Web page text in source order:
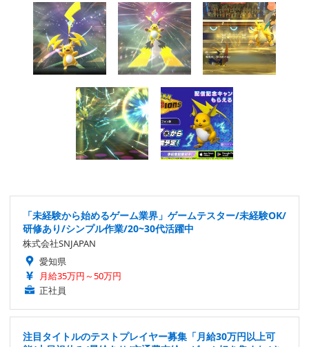
「未経験から始めるゲーム業界」ゲームテスター/未経験OK/
研修あり/シンプル作業/20~30代活躍中
株式会社SNJAPAN
愛知県
月給35万円～50万円
正社員
注目タイトルのテストプレイヤー募集「月給30万円以上可